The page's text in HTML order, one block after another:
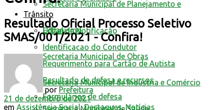
Trânsito
Edital de Notificação
Identificacao do Condutor
Requerimento para Cartão de Autista
Resultado de defesa e recursos
Formulários de defesa
Secretaria Municipal de Planejamento e
Urbanismo
Secretaria Municipal de Obras
Secretaria Municipal de Indústria e Comércio
Resultado Oficial Processo Seletivo
SMAS/001/2021 - Confira!
por Prefeitura
21 de dezembro de 2021
em Assistência Social,Destaques,Notícias